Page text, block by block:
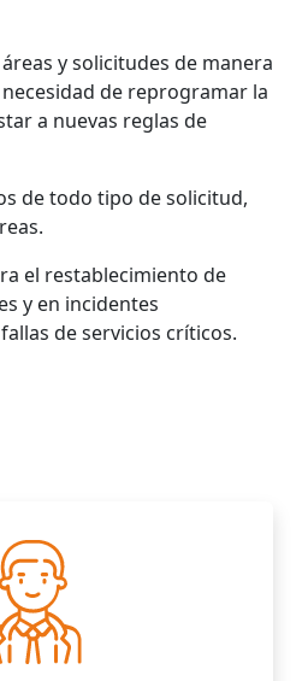
y solicitudes de manera
de reprogramar la
a nuevas reglas de
de todo tipo de solicitud,
el restablecimiento de
y en incidentes
de servicios críticos.